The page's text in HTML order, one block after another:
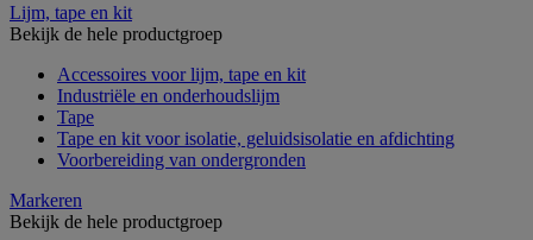
Lijm, tape en kit
Bekijk de hele productgroep
Accessoires voor lijm, tape en kit
Industriële en onderhoudslijm
Tape
Tape en kit voor isolatie, geluidsisolatie en afdichting
Voorbereiding van ondergronden
Markeren
Bekijk de hele productgroep